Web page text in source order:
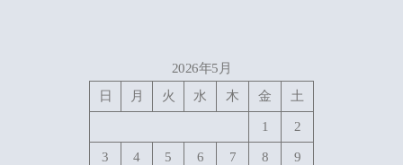
2026年5月
日
月 火 水 木 金 土
1 2
3 4 5 6 7 8 9